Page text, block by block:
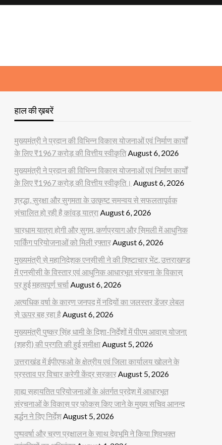
हाल की ख़बरें
मुख्यमंत्री ने प्रदान की विभिन्न विकास योजनाओं एवं निर्माण कार्यों
के लिए ₹1967 करोड़ की वित्तीय स्वीकृतिAugust 6, 2026
मुख्यमंत्री ने प्रदान की विभिन्न विकास योजनाओं एवं निर्माण कार्यों
के लिए ₹1967 करोड़ की वित्तीय स्वीकृति। August 6, 2026
श्रद्धा, सुरक्षा और सुगमता के उत्कृष्ट समन्वय से सफलतापूर्वक
संचालित हो रही है कांवड़ यात्राAugust 6, 2026
चारधाम यात्रा होगी और सुगम, कर्णप्रयाग और सिमली में आधुनिक
पार्किंग परियोजनाओं को मिली रफ्तारAugust 6, 2026
मुख्यमंत्री से महानिदेशक एनसीसी ने की शिष्टाचार भेंट, उत्तराखण्ड
में एनसीसी के विस्तार एवं आधुनिक आधारभूत संरचना के विकास
पर हुई महत्वपूर्ण चर्चाAugust 6, 2026
अत्यधिक वर्षा के कारण जनपद में नदियों का जलस्तर डेंजर लेबल
से ऊपर बह रहा हैAugust 6, 2026
मुख्यमंत्री पुष्कर सिंह धामी के दिशा-निर्देशों में पीएम आवास योजना
(शहरी) की प्रगति की हुई समीक्षाAugust 5, 2026
उत्तराखंड में ईपीएफओ के क्षेत्रीय एवं जिला कार्यालय खोलने के
प्रस्ताव पर विचार करेगी केंद्र सरकारAugust 5, 2026
वाह्य सहायतित परियोजनाओं के अंतर्गत प्रदेश में आधारभूत
संरचनाओं के विकास पर फोकस किए जाने के मुख्य सचिव आनन्द
बर्द्धन ने दिए निर्देशAugust 5, 2026
पुष्पवर्षा और चरण प्रक्षालन के साथ देवभूमि ने किया शिवभक्त